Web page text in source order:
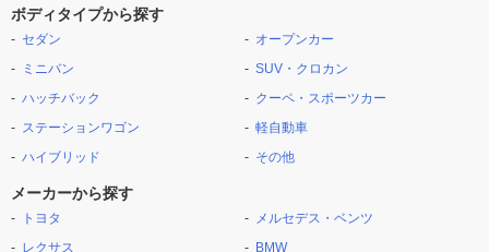
ボディタイプから探す
セダン
ミニバン
ハッチバック
ステーションワゴン
ハイブリッド
オープンカー
SUV・クロカン
クーペ・スポーツカー
軽自動車
その他
メーカーから探す
トヨタ
レクサス
メルセデス・ベンツ
BMW